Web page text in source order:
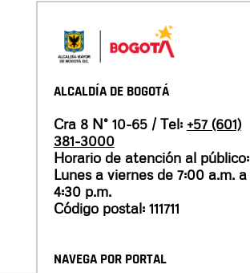
ALCALDÍA DE BOGOTÁ
Cra 8 N° 10-65 / Tel: +57 (601)
381-3000
Horario de atención al público:
Lunes a viernes de 7:00 a.m. a
4:30 p.m.
Código postal: 111711
NAVEGA POR PORTAL